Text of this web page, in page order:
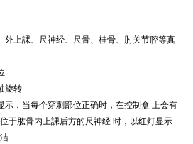
外上課、尺神经、尺骨、桂骨、肘关节腔等真
旋转
示，当每个穿刺部位正确时，在控制盒 上会有
于肱骨内上課后方的尺神经 时，以红灯显示